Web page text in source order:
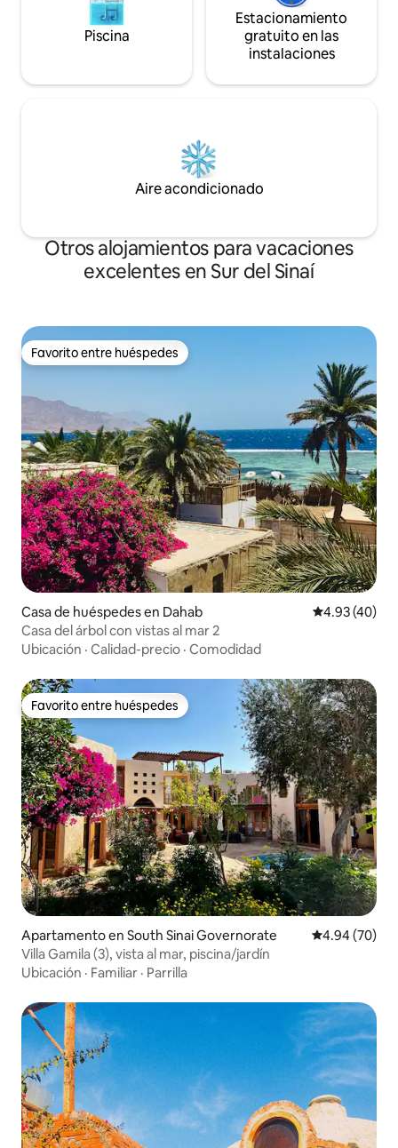
Piscina
Estacionamiento
gratuito en las
instalaciones
Aire acondicionado
Otros alojamientos para vacaciones
excelentes en Sur del Sinaí
Favorito entre huéspedes
Favorito entre huéspedes
Casa de huéspedes en Dahab Calificación
4.93 (40)
Casa del árbol con vistas al mar 2
Ubicación · Calidad-precio · Comodidad
Favorito entre huéspedes
Favorito entre huéspedes
Apartamento en South Sinai Governorate Calificación
4.94 (70)
Villa Gamila (3), vista al mar, piscina/jardín
Ubicación · Familiar · Parrilla